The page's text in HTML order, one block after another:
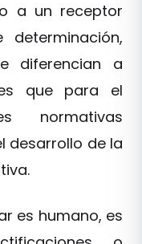
a un receptor
diferencian a
que para el
normativas
desarrollo de la
es humano, es